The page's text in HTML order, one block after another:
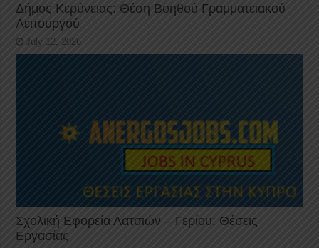
Δήμος Κερύνειας: Θέση Βοηθού Γραμματειακού
Λειτουργού
July 12, 2026
Σχολική Εφορεία Λατσιών – Γερίου: Θέσεις
Εργασίας